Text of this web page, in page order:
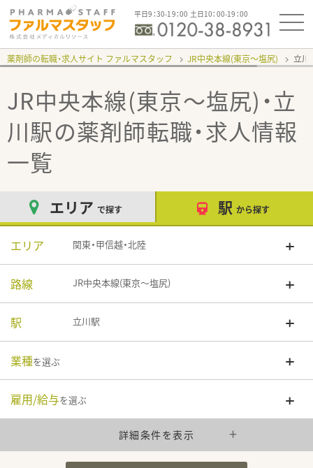
平日9：30-19：00 土日10：00-19：00
薬剤師の転職・求人サイト ファルマスタッフ JR中央本線(東京～塩尻) 立
JR中央本線(東京～塩尻)・立
川駅の薬剤師転職・求人情報
一覧
エリア で探す 駅 から探す
エリア 関東・甲信越・北陸
路線 JR中央本線(東京～塩尻)
駅 立川駅
業種を選ぶ
雇用/給与を選ぶ
詳細条件を表示